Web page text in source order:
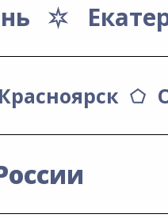
Красноярск